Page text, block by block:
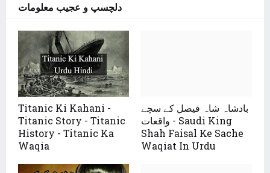
دلچسپ و عجیب معلومات
Titanic Ki Kahani -
Titanic Story - Titanic
History - Titanic Ka
Waqia
بادشاہ شاہ فیصل کے سچے
واقعات - Saudi King
Shah Faisal Ke Sache
Waqiat In Urdu